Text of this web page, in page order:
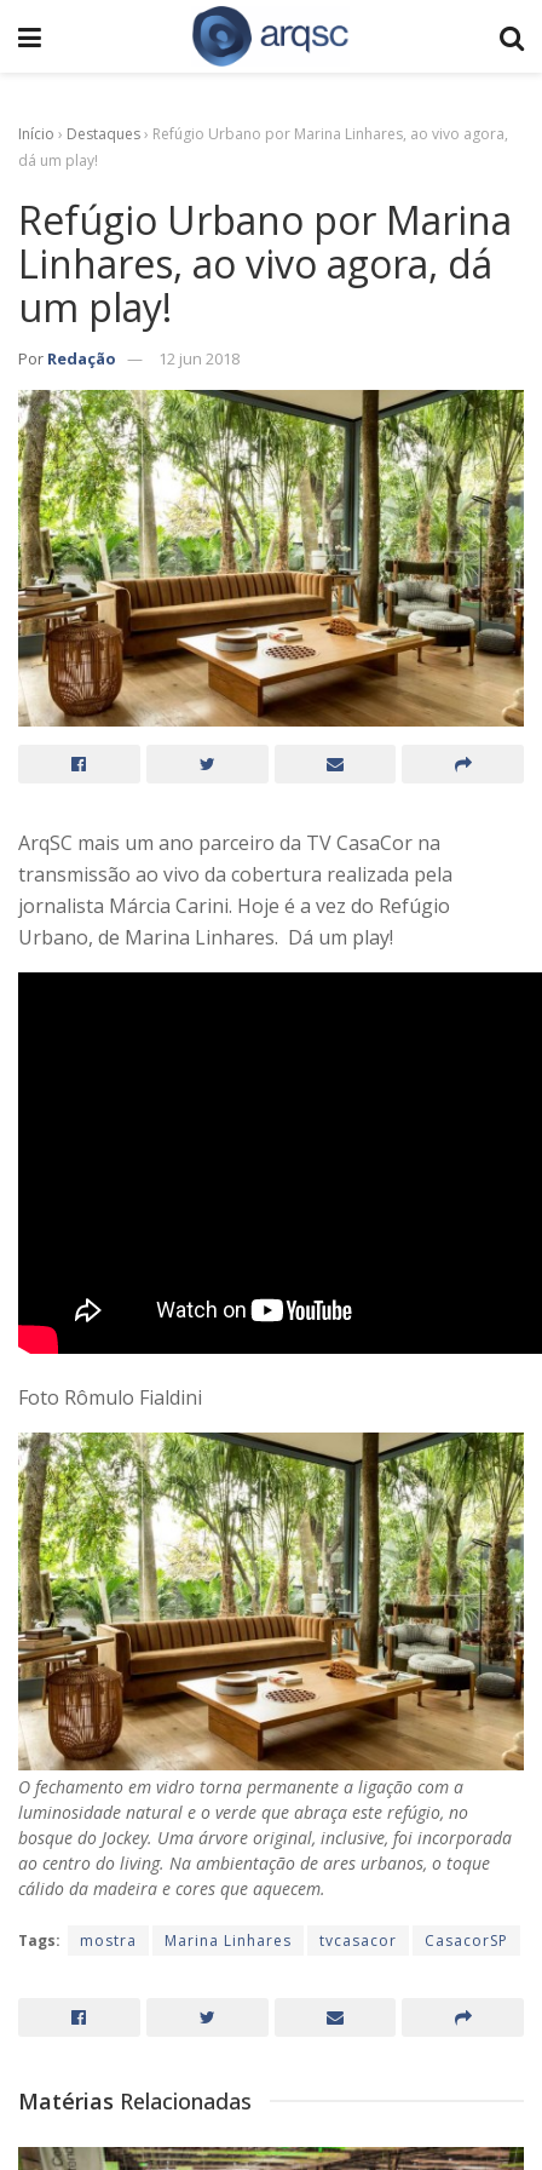
Início › Destaques› Refúgio Urbano por Marina Linhares, ao vivo agora,
dá um play!
Refúgio Urbano por Marina
Linhares, ao vivo agora, dá
um play!
Por Redação 12 jun 2018
ArqSC mais um ano parceiro da TV CasaCor na
transmissão ao vivo da cobertura realizada pela
jornalista Márcia Carini. Hoje é a vez do Refúgio
Urbano, de Marina Linhares. Dá um play!
Foto Rômulo Fialdini
O fechamento em vidro torna permanente a ligação com a
luminosidade natural e o verde que abraça este refúgio, no
bosque do Jockey. Uma árvore original, inclusive, foi incorporada
ao centro do living. Na ambientação de ares urbanos, o toque
cálido da madeira e cores que aquecem.
Tags: mostra Marina Linhares tvcasacor CasacorSP
Matérias Relacionadas